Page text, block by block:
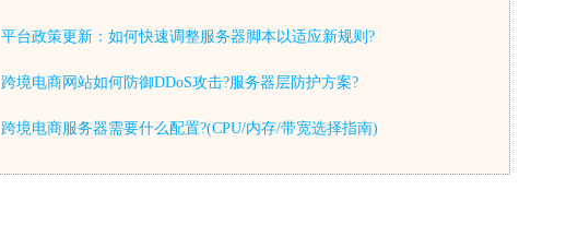
平台政策更新：如何快速调整服务器脚本以适应新规则?
跨境电商网站如何防御DDoS攻击?服务器层防护方案?
跨境电商服务器需要什么配置?(CPU/内存/带宽选择指南)